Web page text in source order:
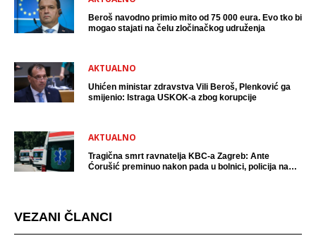
Beroš navodno primio mito od 75 000 eura. Evo tko bi
mogao stajati na čelu zločinačkog udruženja
AKTUALNO
Uhićen ministar zdravstva Vili Beroš, Plenković ga
smijenio: Istraga USKOK-a zbog korupcije
AKTUALNO
Tragična smrt ravnatelja KBC-a Zagreb: Ante
Ćorušić preminuo nakon pada u bolnici, policija na
VEZANI ČLANCI